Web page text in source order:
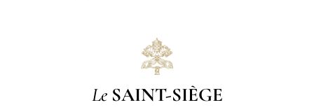
Le SAINT-SIÈGE